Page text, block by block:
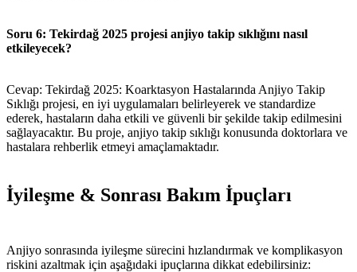
Soru 6: Tekirdağ 2025 projesi anjiyo takip sıklığını nasıl
etkileyecek?
Cevap: Tekirdağ 2025: Koarktasyon Hastalarında Anjiyo Takip
Sıklığı projesi, en iyi uygulamaları belirleyerek ve standardize
ederek, hastaların daha etkili ve güvenli bir şekilde takip edilmesini
sağlayacaktır. Bu proje, anjiyo takip sıklığı konusunda doktorlara ve
hastalara rehberlik etmeyi amaçlamaktadır.
İyileşme & Sonrası Bakım İpuçları
Anjiyo sonrasında iyileşme sürecini hızlandırmak ve komplikasyon
riskini azaltmak için aşağıdaki ipuçlarına dikkat edebilirsiniz: